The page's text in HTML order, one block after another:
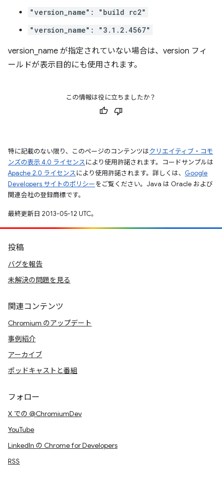
"version_name": "build rc2"
"version_name": "3.1.2.4567"
version_name が指定されていない場合は、version フィ
ールドが表示目的にも使用されます。
この情報は役に立ちましたか？
特に記載のない限り、このページのコンテンツはクリエイティブ・コモ
ンズの表示 4.0 ライセンスにより使用許諾されます。コードサンプルは
Apache 2.0 ライセンスにより使用許諾されます。詳しくは、 Google
Developers サイトのポリシーをご覧ください。Java は Oracle および
関連会社の登録商標です。
最終更新日 2013-05-12 UTC。
投稿
バグを報告
未解決の問題を見る
関連コンテンツ
Chromium のアップデート
事例紹介
アーカイブ
ポッドキャストと番組
フォロー
X での @ChromiumDev
YouTube
LinkedIn の Chrome for Developers
RSS